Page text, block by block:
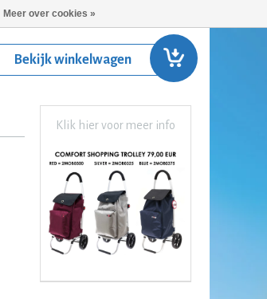
Bekijk winkelwagen
Klik hier voor meer info
Meer over cookies »